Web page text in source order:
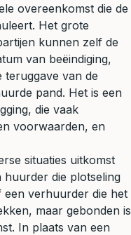
overeenkomst die de
Het grote
kunnen zelf de
van beëindiging,
teruggave van de
pand. Het is een
die vaak
voorwaarden, en
situaties uitkomst
huurder die plotseling
verhuurder die het
maar gebonden is
In plaats van een